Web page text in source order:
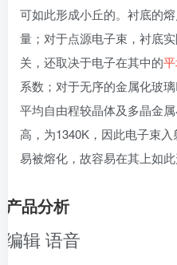
可如此形成小丘的。衬底的
量；对于点源电子束，衬底
关，还取决于电子在其中的
系数；对于无序的金属化玻
平均自由程较晶体及多晶金
高，为1340K，因此电子束
易被熔化，故容易在其上如此
产品分析
编辑 语音